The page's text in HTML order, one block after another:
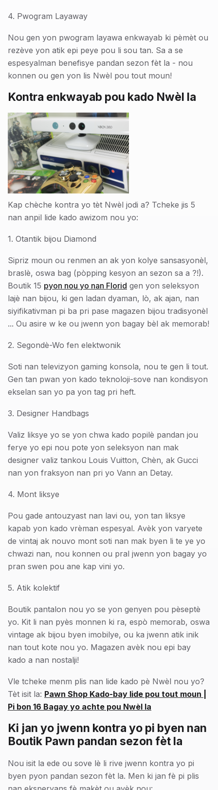
4. Pwogram Layaway
Nou gen yon pwogram layawa enkwayab ki pèmèt ou
rezève yon atik epi peye pou li sou tan. Sa a se
espesyalman benefisye pandan sezon fèt la - nou
konnen ou gen yon lis Nwèl pou tout moun!
Kontra enkwayab pou kado Nwèl la
Kap chèche kontra yo tèt Nwèl jodi a? Tcheke jis 5
nan anpil lide kado awizom nou yo:
1. Otantik bijou Diamond
Sipriz moun ou renmen an ak yon kolye sansasyonèl,
braslè, oswa bag (pòpping kesyon an sezon sa a ?!).
Boutik 15 pyon nou yo nan Florid gen yon seleksyon
lajè nan bijou, ki gen ladan dyaman, lò, ak ajan, nan
siyifikativman pi ba pri pase magazen bijou tradisyonèl
... Ou asire w ke ou jwenn yon bagay bèl ak memorab!
2. Segondè-Wo fen elektwonik
Soti nan televizyon gaming konsola, nou te gen li tout.
Gen tan pwan yon kado teknoloji-sove nan kondisyon
ekselan san yo pa yon tag pri heft.
3. Designer Handbags
Valiz liksye yo se yon chwa kado popilè pandan jou
ferye yo epi nou pote yon seleksyon nan mak
designer valiz tankou Louis Vuitton, Chèn, ak Gucci
nan yon fraksyon nan pri yo Vann an Detay.
4. Mont liksye
Pou gade antouzyast nan lavi ou, yon tan liksye
kapab yon kado vrèman espesyal. Avèk yon varyete
de vintaj ak nouvo mont soti nan mak byen li te ye yo
chwazi nan, nou konnen ou pral jwenn yon bagay yo
pran swen pou ane kap vini yo.
5. Atik kolektif
Boutik pantalon nou yo se yon genyen pou pèseptè
yo. Kit li nan pyès monnen ki ra, espò memorab, oswa
vintage ak bijou byen imobilye, ou ka jwenn atik inik
nan tout kote nou yo. Magazen avèk nou epi bay
kado a nan nostalji!
Vle tcheke menm plis nan lide kado pè Nwèl nou yo?
Tèt isit la: Pawn Shop Kado-bay lide pou tout moun |
Pi bon 16 Bagay yo achte pou Nwèl la
Ki jan yo jwenn kontra yo pi byen nan
Boutik Pawn pandan sezon fèt la
Nou isit la ede ou sove lè li rive jwenn kontra yo pi
byen pyon pandan sezon fèt la. Men ki jan fè pi plis